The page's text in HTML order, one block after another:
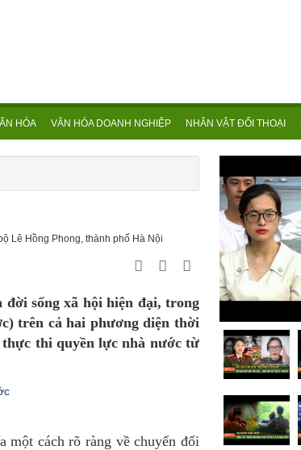
HÓA VĂN HÓA DOANH NGHIỆP NHÂN VẬT ĐỐI THOẠI
Lê Hồng Phong, thành phố Hà Nội
đời sống xã hội hiện đại, trong
trên cả hai phương diện thời
thi quyền lực nhà nước từ
một cách rõ ràng về chuyển đổi